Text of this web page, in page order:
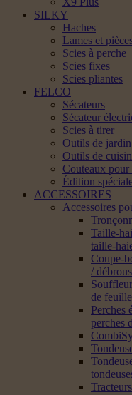
SILKY
Haches
Lames et
Scies à perche
Scies fixes
Scies pliantes
FELCO
Sécateurs
Sécateur
Scies à tirer
Outils de jardin
Outils de
Couteaux
Édition
ACCESSOIRES
Accessoires
Taille-
taille-
Coupe-
/
de
Perches
perches